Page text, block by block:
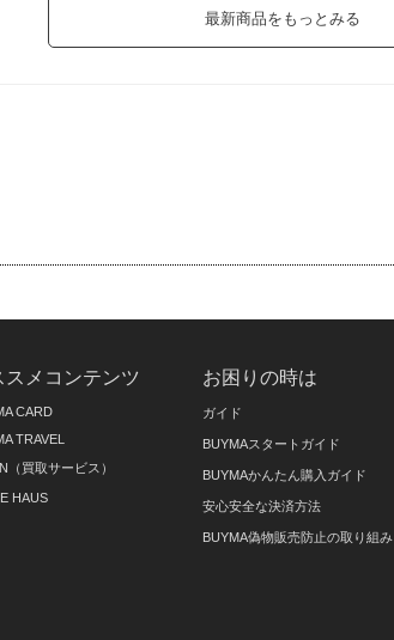
最新商品をもっとみる
スメコンテンツ
CARD
TRAVEL
（買取サービス）
HAUS
お困りの時は
ガイド
BUYMAスタートガイド
BUYMAかんたん購入ガイド
安心安全な決済方法
BUYMA偽物販売防止の取り組み